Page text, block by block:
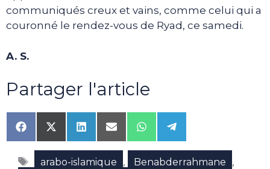
communiqués creux et vains, comme celui qui a
couronné le rendez-vous de Ryad, ce samedi.
A. S.
Partager l'article
Share
on
Facebook
Share
on
X
(Twitter)
Share
on
LinkedIn
Share
on
Email
Share
on
WhatsApp
Share
on
Telegram
Étiquettes
arabo-islamique , Benabderrahmane ,